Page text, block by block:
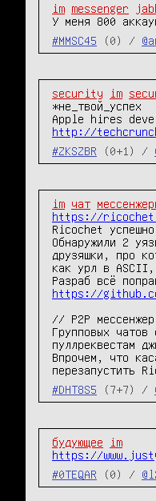
im messenger
У меня 800
#MMSC45
(0) /
security im
*не_твой_успех
http://
#ZKSZBR
(0+1) /
im чат
https://
Ricochet
Обнаружили 2
друзяшки, про
как урл в ASCII,
https://
// P2P
Групповых
пуллреквестам
Впрочем, что
перезапустить
#DHT8S5
(7+7) /
будующее
im
https://
#0TEQAR
(0) /